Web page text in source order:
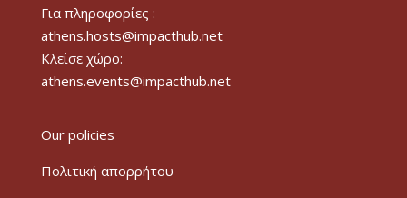
Για πληροφορίες :
athens.hosts@impacthub.net
Κλείσε χώρο:
athens.events@impacthub.net
Our policies
Πολιτική απορρήτου